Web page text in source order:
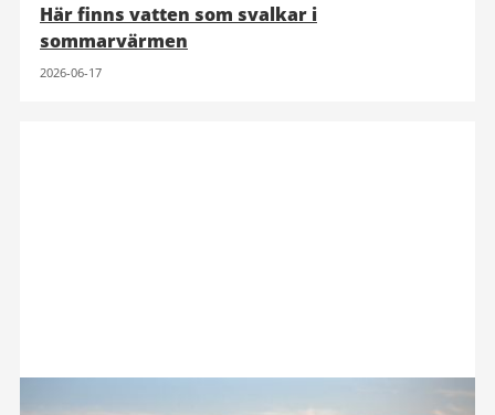
Här finns vatten som svalkar i
sommarvärmen
2026-06-17